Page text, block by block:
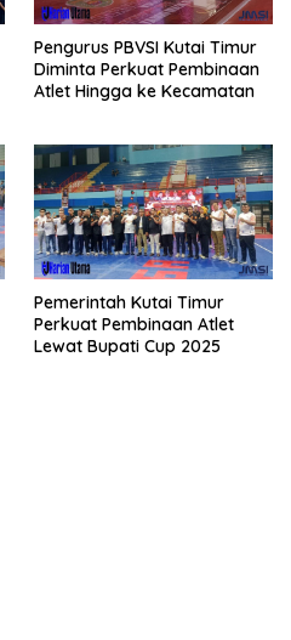
Pengurus PBVSI Kutai Timur
Diminta Perkuat Pembinaan
Atlet Hingga ke Kecamatan
Pemerintah Kutai Timur
Perkuat Pembinaan Atlet
Lewat Bupati Cup 2025